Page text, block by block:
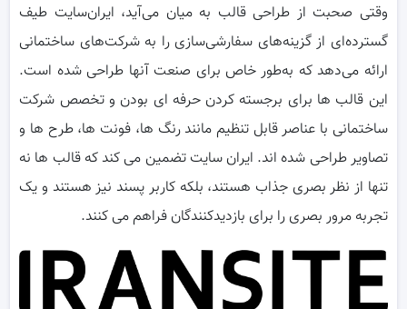
وقتی صحبت از طراحی قالب به میان می‌آید، ایران‌سایت طیف
گسترده‌ای از گزینه‌های سفارشی‌سازی را به شرکت‌های ساختمانی
ارائه می‌دهد که به‌طور خاص برای صنعت آنها طراحی شده است.
این قالب ها برای برجسته کردن حرفه ای بودن و تخصص شرکت
ساختمانی با عناصر قابل تنظیم مانند رنگ ها، فونت ها، طرح ها و
تصاویر طراحی شده اند. ایران سایت تضمین می کند که قالب ها نه
تنها از نظر بصری جذاب هستند، بلکه کاربر پسند نیز هستند و یک
تجربه مرور بصری را برای بازدیدکنندگان فراهم می کنند.